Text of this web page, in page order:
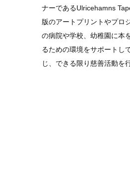
ナーであるUlricehamns
版のアートプリントやプロ
の病院や学校、幼稚園に本
るための環境をサポートし
じ、できる限り慈善活動を